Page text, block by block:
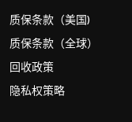
质保条款（美国)
质保条款（全球）
回收政策
隐私权策略